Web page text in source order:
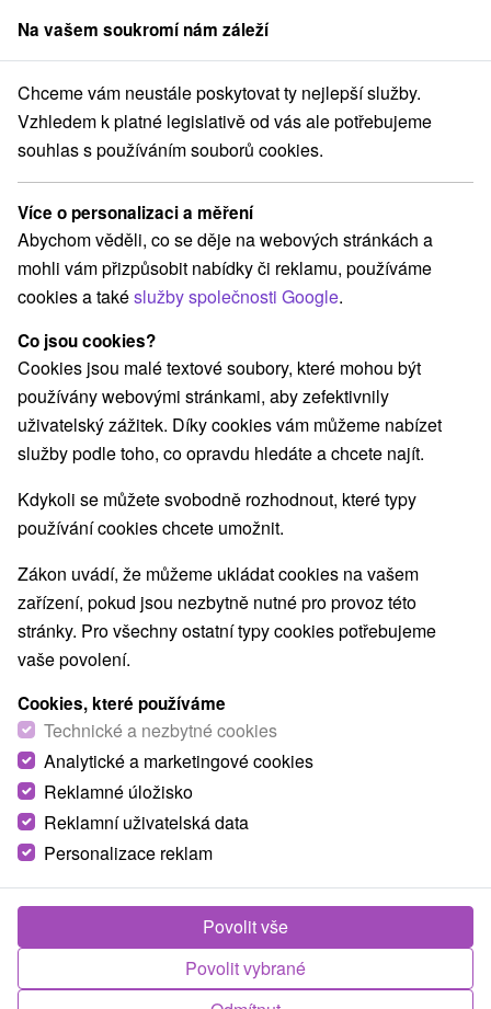
člen skupinySorger
Drevenice Stredné Slovensko Banskobystrický kraj Staré Hory
Drevenice Staré Hory
Kategorie
Všechny kategorie
Chaty na prenájom(4)
Drevenice(3) Penzióny(1)
Vyberte lokalitu nebo termín
VŠECHNY NEJLEVNĚJŠÍ NEJDRAŽŠÍ PODLE
Chata Staré hory Staré Hory
Chata situovaná v malej dedinke Staré hory
návštevníkom celoročne ponúka ubytovanie v dvoch...
Na vašem soukromí nám záleží
Chceme vám neustále poskytovat ty nejlepší služby.
Vzhledem k platné legislativě od vás ale potřebujeme
souhlas s používáním souborů cookies.
Více o personalizaci a měření
Abychom věděli, co se děje na webových stránkách a
mohli vám přizpůsobit nabídky či reklamu, používáme
cookies a takéslužby společnosti Google.
Co jsou cookies?
Cookies jsou malé textové soubory, které mohou být
používány webovými stránkami, aby zefektivnily
uživatelský zážitek. Díky cookies vám můžeme nabízet
služby podle toho, co opravdu hledáte a chcete najít.
Kdykoli se můžete svobodně rozhodnout, které typy
používání cookies chcete umožnit.
Zákon uvádí, že můžeme ukládat cookies na vašem
zařízení, pokud jsou nezbytně nutné pro provoz této
stránky. Pro všechny ostatní typy cookies potřebujeme
vaše povolení.
Cookies, které používáme
Technické a nezbytné cookies
Analytické a marketingové cookies
Reklamné úložisko
Reklamní uživatelská data
Personalizace reklam
Povolit vybrané
Povolit vše